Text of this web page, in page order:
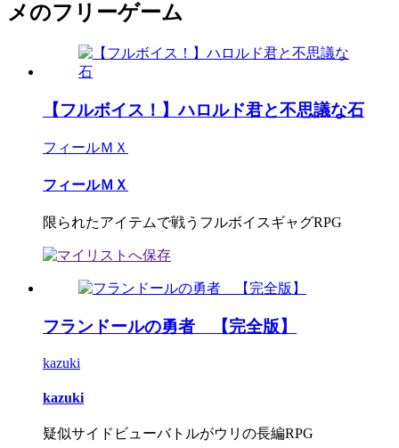
メのフリーゲーム
【フルボイス！】ハロルド君と不思議な石
フィールＭＸ
フィールＭＸ
限られたアイテムで戦うフルボイスギャグRPG
フランドールの勇者 【完全版】
kazuki
kazuki
疑似サイドビューバトルがウリの長編RPG